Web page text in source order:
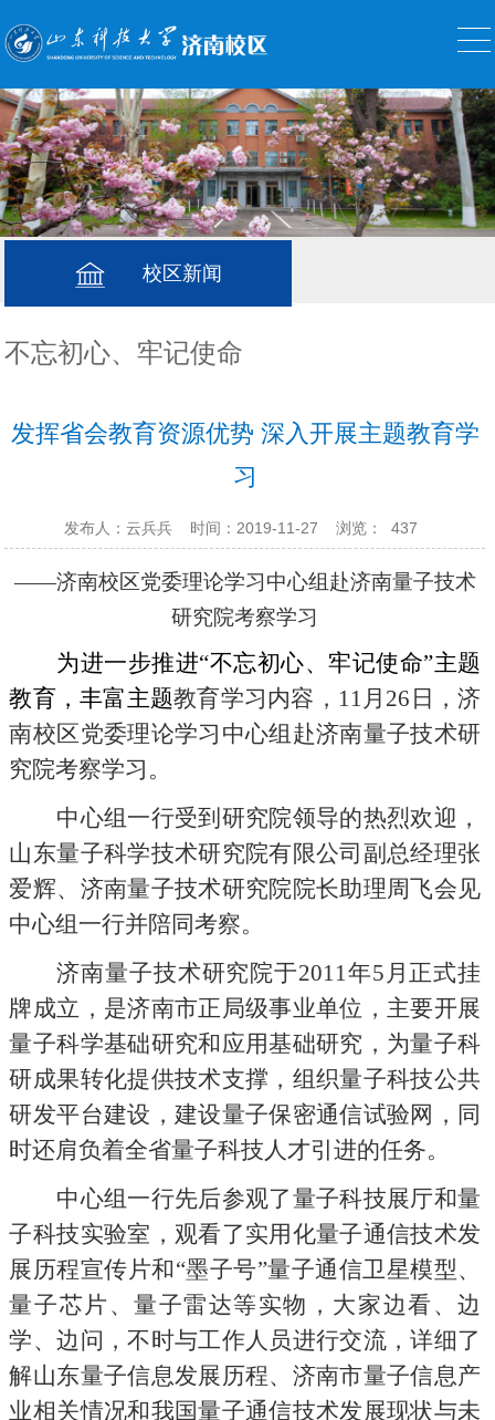
校区新闻
不忘初心、牢记使命
发挥省会教育资源优势 深入开展主题教育学
习
发布人：云兵兵 时间：2019-11-27 浏览： 437
——济南校区党委理论学习中心组赴济南量子技术
研究院考察学习
为进一步推进“不忘初心、牢记使命”主题
教育，丰富主题教育学习内容， 11月 26 日，济
南校区党委理论学习中心组赴济南量子技术研
究院考察学习。
中心组一行受到研究院领导的热烈欢迎，
山东量子科学技术研究院有限公司副总经理张
爱辉、济南量子技术研究院院长助理周飞会见
中心组一行并陪同考察。
济南量子技术研究院于2011年5 月正式挂
牌成立，是济南市正局级事业单位，主要开展
量子科学基础研究和应用基础研究，为量子科
研成果转化提供技术支撑，组织量子科技公共
研发平台建设，建设量子保密通信试验网，同
时还肩负着全省量子科技人才引进的任务。
中心组一行先后参观了量子科技展厅和量
子科技实验室，观看了实用化量子通信技术发
展历程宣传片和“墨子号”量子通信卫星模型、
量子芯片、量子雷达等实物，大家边看、边
学、边问，不时与工作人员进行交流，详细了
解山东量子信息发展历程、济南市量子信息产
业相关情况和我国量子通信技术发展现状与未